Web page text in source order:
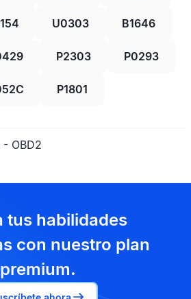
U0303 B1646
P2303 P0293
P1801
- OBD2
tus habilidades
con nuestro plan
premium.